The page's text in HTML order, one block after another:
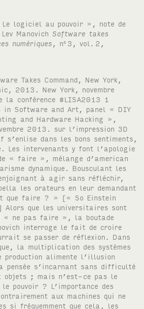
Le logiciel au pouvoir », note de
Manovich Software takes
numériques , no 3, vol.
2,
Takes Command, New York,
2013. New York, novembre
la conférence #LISA2013 1
in Software and Art, panel « DIY
and Hardware Hacking »,
2013. sur l’impression 3D
dans les bons sentiments,
Les intervenants y font l’apologie
« faire », mélange d’american
dynamique. Bousculant les
à agir sans réfléchir,
les orateurs en leur demandant
que faire ? » [« So Einstein
que les universitaires sont
« ne pas faire », la boutade
interroge le fait de croire
se passer de réflexion. Dans
la multiplication des systèmes
production alimente l’illusion
pensée s’incarnant sans difficulté
objets ; mais n’est-ce pas le
pouvoir ? L’importance des
aux machines qui ne
si fréquemment que cela, les